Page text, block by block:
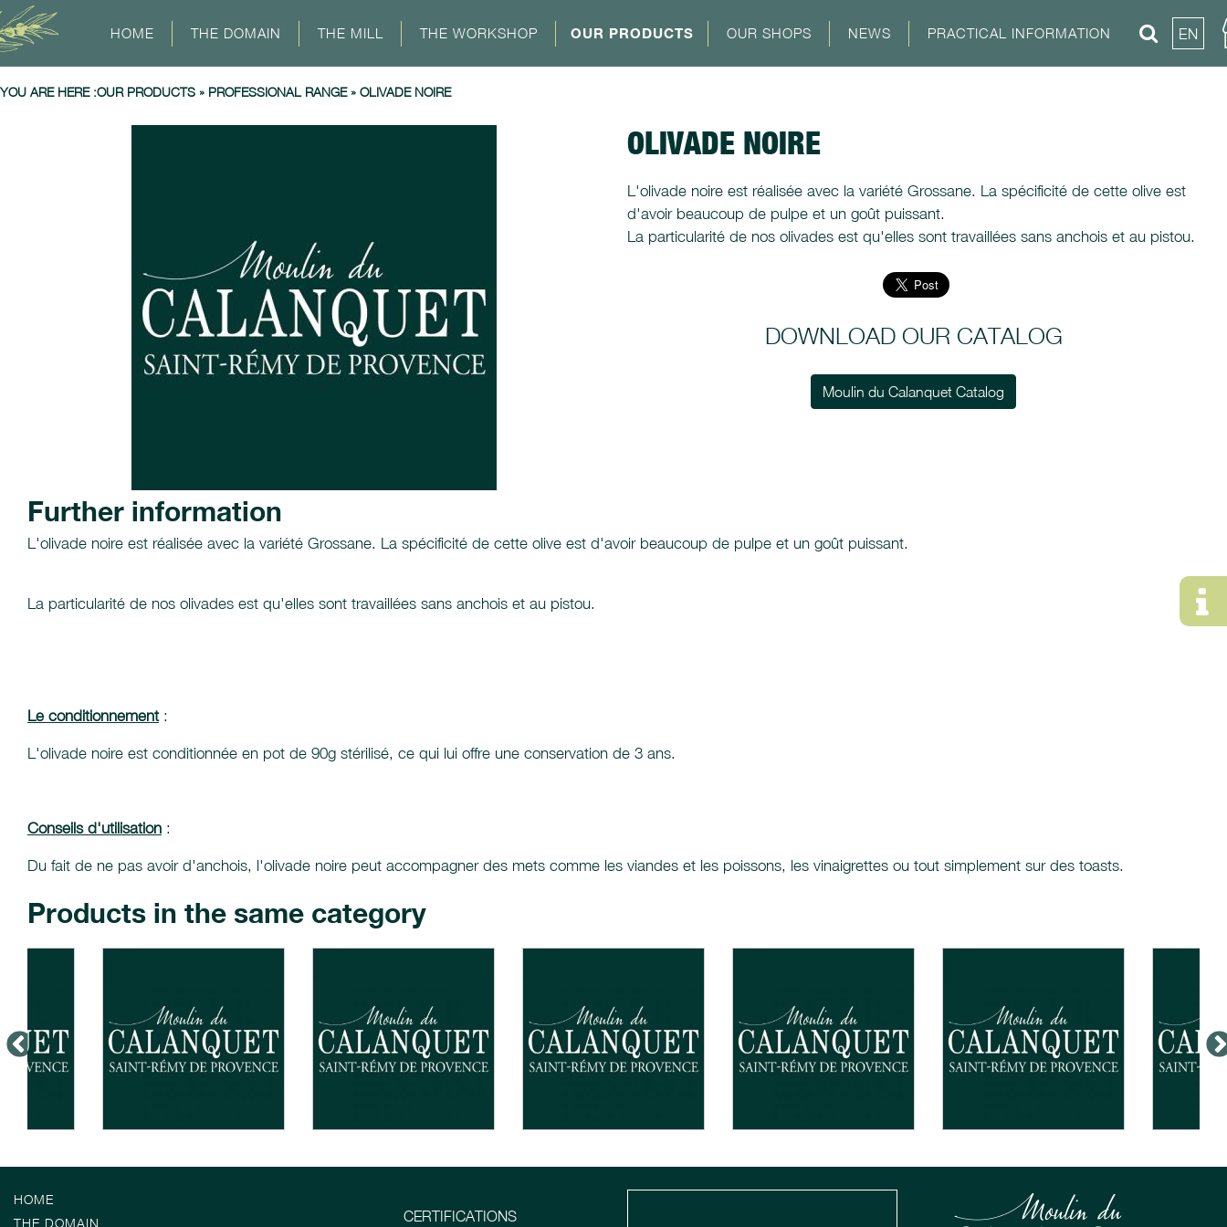
HOME THE DOMAIN THE MILL THE WORKSHOP OUR PRODUCTS OUR SHOPS NEWS PRACTICAL INFORMATION EN
YOU ARE HERE :OUR PRODUCTS » PROFESSIONAL RANGE» OLIVADE NOIRE
OLIVADE NOIRE
L'olivade noire est réalisée avec la variété Grossane. La spécificité de cette olive est
d'avoir beaucoup de pulpe et un goût puissant.
La particularité de nos olivades est qu'elles sont travaillées sans anchois et au pistou.
DOWNLOAD OUR CATALOG
Moulin du Calanquet Catalog
Further information
L'olivade noire est réalisée avec la variété Grossane. La spécificité de cette olive est d'avoir beaucoup de pulpe et un goût puissant.
La particularité de nos olivades est qu'elles sont travaillées sans anchois et au pistou.
Le conditionnement:
L'olivade noire est conditionnée en pot de 90g stérilisé, ce qui lui offre une conservation de 3 ans.
Conseils d'utilisation :
Du fait de ne pas avoir d'anchois, l'olivade noire peut accompagner des mets comme les viandes et les poissons, les vinaigrettes ou tout simplement sur des toasts.
Products in the same category
HOME
THE DOMAIN
CERTIFICATIONS